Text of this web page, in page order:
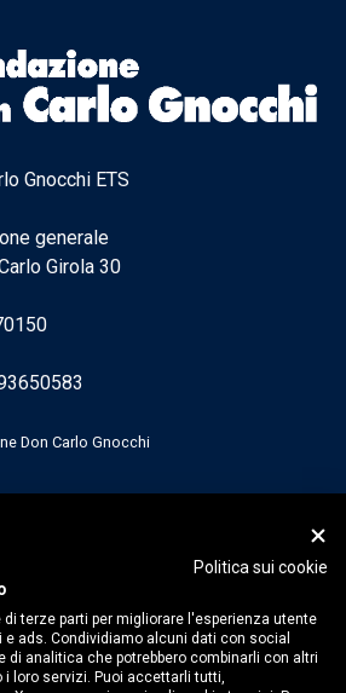
Gnocchi ETS
generale
Girola 30
Don Carlo Gnocchi
Politica sui cookie
terze parti per migliorare l'esperienza utente
ads. Condividiamo alcuni dati con social
di analitica che potrebbero combinarli con altri
loro servizi. Puoi accettarli tutti,